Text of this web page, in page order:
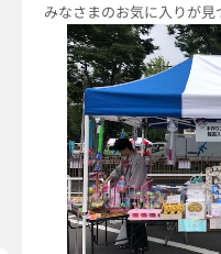
みなさまのお気に入りが見